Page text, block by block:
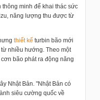
thông minh để khai thác sức
năng lượng thu được từ
thiết kế turbin bão mới
nhiều hướng. Theo một
bão phát ra động năng
Nhật Bản. "Nhật Bản có
siêu cường quốc về